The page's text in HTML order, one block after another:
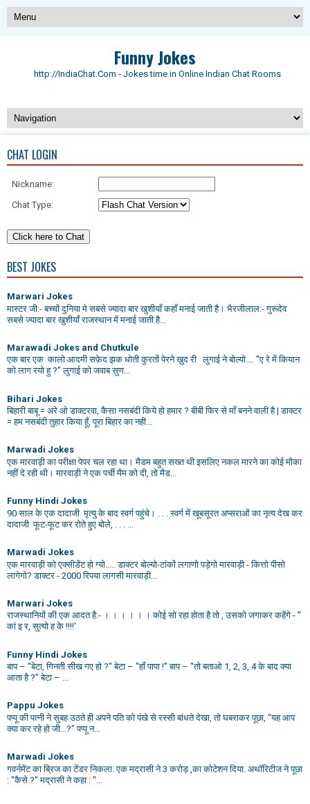
Funny Jokes
http://IndiaChat.Com - Jokes time in Online Indian Chat Rooms
CHAT LOGIN
Nickname:
Chat Type:
BEST JOKES
Marwari Jokes
मास्टर जी:- बच्चों दुनिया मे सबसे ज्यादा बार खुशीयाँ कहाँ मनाई जाती है। भैरजीलाल:- गुरूदेव
सबसे ज्यादा बार खुशीयाँ राजस्थान में मनाई जाती है...
Marawadi Jokes and Chutkule
एक बार एक कालो आदमी सफ़ेद झक धोती कुरतों पेरने ख़ुद री लुगाई ने बोल्यो.... "ए रे में कियान
को लाग रयो हु ?" लुगाई को जवाब सुण...
Bihari Jokes
बिहारी बाबू = अरे ओ डाक्टरवा, कैसा नसबंदी किये हो हमार ? बीबी फिर से माँ बनने वाली है | डाक्टर
= हम नसबंदी तुहार किया हूँ, पूरा बिहार का नही...
Marwadi Jokes
एक मारवाड़ी का परीक्षा पेपर चल रहा था। मैडम बहुत सख्त थी इसलिए नकल मारने का कोई मौका
नहीं दे रही थी। मारवाड़ी ने एक पर्ची मैम को दी, तो मैड...
Funny Hindi Jokes
90 साल के एक दादाजी मृत्यु के बाद स्वर्ग पहुंचे। . . . स्वर्ग में खूबसूरत अप्सराओं का नृत्य देख कर
दादाजी फूट-फूट कर रोते हुए बोले, . . . ...
Marwadi Jokes
एक मारवाड़ी को एक्सीडेंट हो ग्यो..... डाक्टर बोल्यो-टांकों लगाणो पड़ेगो मारवाड़ी - कित्तो पीसो
लागेगो? डाक्टर - 2000 रिपया लागसी मारवाड़ी...
Marwari Jokes
राजस्थानियों की एक आदत है:- । । । । । । कोई सो रहा होता है तो , उसको जगाकर कहेंगे - ''
कां इ र, सुत्यो ह के !!!!'
Funny Hindi Jokes
बाप – "बेटा, गिनती सीख गए हो ?" बेटा – "हाँ पापा !" बाप – "तो बताओ 1, 2, 3, 4 के बाद क्या
आता है ?" बेटा – ...
Pappu Jokes
पप्पू की पत्नी ने सुबह उठते ही अपने पति को पंखे से रस्सी बांधते देखा, तो घबराकर पूछा, "यह आप
क्या कर रहे हो जी...?" पप्पू न...
Marwadi Jokes
गवर्नमेंट का ब्रिज का टेंडर निकला. एक मद्रासी ने 3 करोड़ ,का कोटेशन दिया. अथॉरिटीज ने पूछा
: "कैसे ?" मद्रासी ने कहा : "...